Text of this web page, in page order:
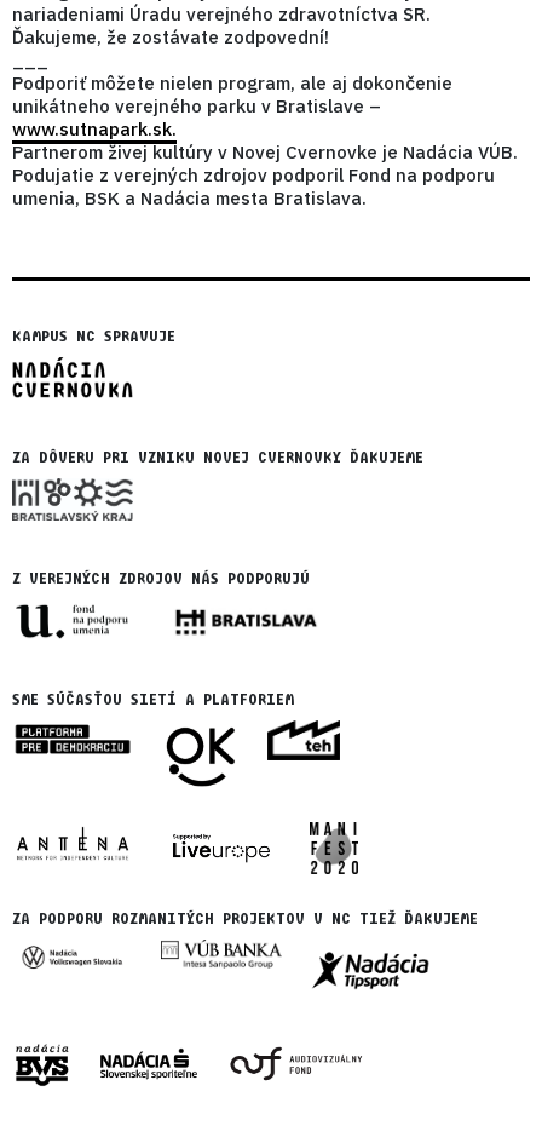
nariadeniami Úradu verejného zdravotníctva SR.
Ďakujeme, že zostávate zodpovední!
Podporiť môžete nielen program, ale aj dokončenie
unikátneho verejného parku v Bratislave –
www.sutnapark.sk.
Partnerom živej kultúry v Novej Cvernovke je Nadácia VÚB.
Podujatie z verejných zdrojov podporil Fond na podporu
umenia, BSK a Nadácia mesta Bratislava.
KAMPUS NC SPRAVUJE
ZA DÔVERU PRI VZNIKU NOVEJ CVERNOVKY ĎAKUJEME
Z VEREJNÝCH ZDROJOV NÁS PODPORUJÚ
SME SÚČASŤOU SIETÍ A PLATFORIEM
ZA PODPORU ROZMANITÝCH PROJEKTOV V NC TIEŽ ĎAKUJEME